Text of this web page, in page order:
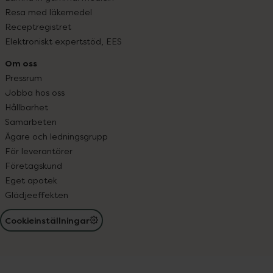
Resa med läkemedel
Receptregistret
Elektroniskt expertstöd, EES
Om oss
Pressrum
Jobba hos oss
Hållbarhet
Samarbeten
Ägare och ledningsgrupp
För leverantörer
Företagskund
Eget apotek
Glädjeeffekten
Cookieinställningar